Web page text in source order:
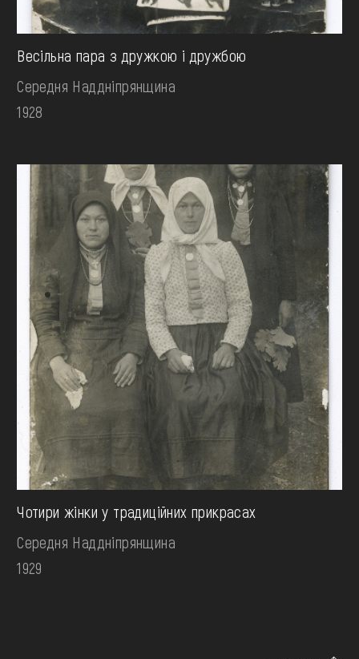
Весільна пара з дружкою і дружбою
Середня Наддніпрянщина
1928
Чотири жінки у традиційних прикрасах
Середня Наддніпрянщина
1929